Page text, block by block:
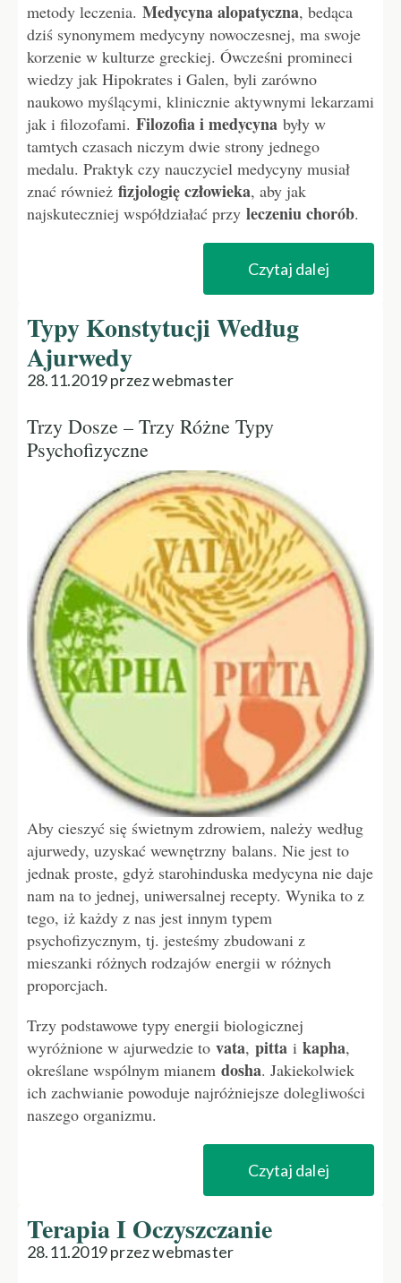
metody leczenia. Medycyna alopatyczna, bedąca
dziś synonymem medycyny nowoczesnej, ma swoje
korzenie w kulturze greckiej. Ówcześni promineci
wiedzy jak Hipokrates i Galen, byli zarówno
naukowo myślącymi, klinicznie aktywnymi lekarzami
jak i filozofami. Filozofia i medycyna były w
tamtych czasach niczym dwie strony jednego
medalu. Praktyk czy nauczyciel medycyny musiał
znać również fizjologię człowieka, aby jak
najskuteczniej współdziałać przy leczeniu chorób.
Czytaj dalej
Typy Konstytucji Według
Ajurwedy
28.11.2019 przez webmaster
Trzy Dosze – Trzy Różne Typy
Psychofizyczne
Aby cieszyć się świetnym zdrowiem, należy według
ajurwedy, uzyskać wewnętrzny balans. Nie jest to
jednak proste, gdyż starohinduska medycyna nie daje
nam na to jednej, uniwersalnej recepty. Wynika to z
tego, iż każdy z nas jest innym typem
psychofizycznym, tj. jesteśmy zbudowani z
mieszanki różnych rodzajów energii w różnych
proporcjach.
Trzy podstawowe typy energii biologicznej
wyróżnione w ajurwedzie to vata, pitta i kapha,
określane wspólnym mianem dosha. Jakiekolwiek
ich zachwianie powoduje najróżniejsze dolegliwości
naszego organizmu.
Czytaj dalej
Terapia I Oczyszczanie
28.11.2019 przez webmaster